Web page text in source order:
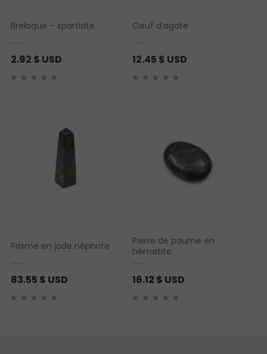
Breloque – spartiate
2.92 $ USD
Oeuf d’agate
12.45 $ USD
Prisme en jade néphrite
83.55 $ USD
Pierre de paume en
hématite
16.12 $ USD